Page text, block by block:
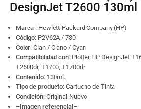
DesignJet T2600 130ml
Marca : Hewlett-Packard Company (HP)
Código: P2V62A / 730
Color: Cian / Ciano / Cyan
Compatibilidad con: Plotter HP DesignJet
T2600dr, T1700, T1700dr
Contenido: 130ml.
Tipo de producto: Cartucho de Tinta
Condición: Original-Nuevo
–Imagen referencial–